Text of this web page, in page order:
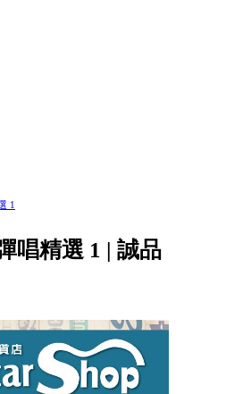
1
唱精選 1 | 誠品